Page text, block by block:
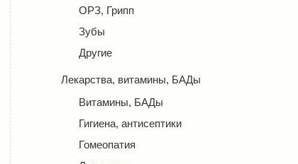
ОРЗ, Грипп
Зубы
Другие
Лекарства, витамины, БАДы
Витамины, БАДы
Гигиена, антисептики
Гомеопатия